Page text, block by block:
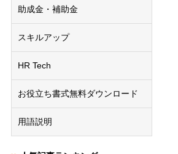
助成金・補助金
スキルアップ
HR Tech
お役立ち書式無料ダウンロード
用語説明